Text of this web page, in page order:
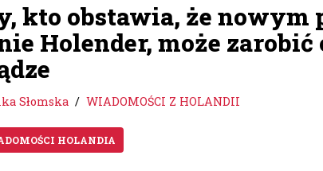
kto obstawia, że ​​nowym
Holender, może zarobić
Słomska WIADOMOŚCI Z HOLANDII
HOLANDIA